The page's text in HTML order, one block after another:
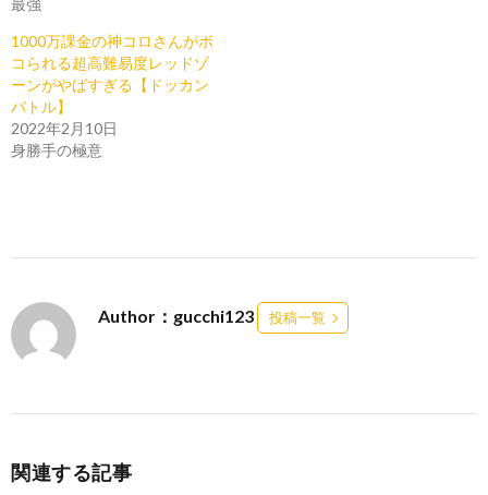
最強
1000万課金の神コロさんがボ
コられる超高難易度レッドゾ
ーンがやばすぎる【ドッカン
バトル】
2022年2月10日
身勝手の極意
Author：gucchi123 投稿一覧
関連する記事